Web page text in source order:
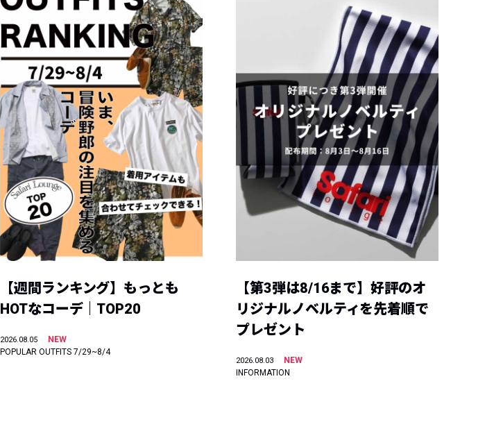
【週間ランキング】もっとも
HOTなコーデ｜TOP20
2026.08.05
NEW
POPULAR OUTFITS 7/29~8/4
【第3弾は8/16まで】好評のオ
リジナルノベルティを先着順で
プレゼント
2026.08.03
NEW
INFORMATION